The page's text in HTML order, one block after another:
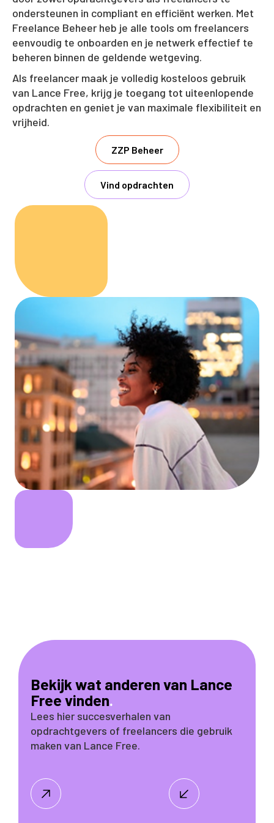
ondersteunen in compliant en efficiënt werken. Met
Freelance Beheer heb je alle tools om freelancers
eenvoudig te onboarden en je netwerk effectief te
beheren binnen de geldende wetgeving.
Als freelancer maak je volledig kosteloos gebruik
van Lance Free, krijg je toegang tot uiteenlopende
opdrachten en geniet je van maximale flexibiliteit en
vrijheid.
ZZP Beheer
Vind opdrachten
Bekijk wat anderen van Lance
Free vinden.
Lees hier succesverhalen van
opdrachtgevers of freelancers die gebruik
maken van Lance Free.